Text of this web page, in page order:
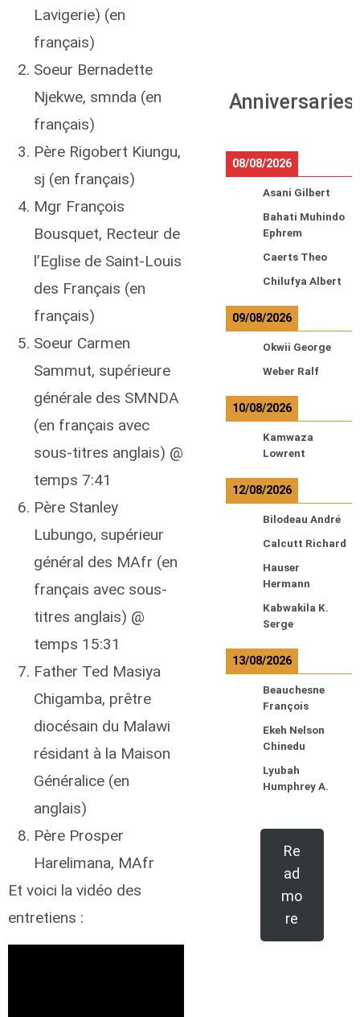
Lavigerie) (en
français)
Soeur Bernadette
Njekwe, smnda (en
français)
Père Rigobert Kiungu,
sj (en français)
Mgr François
Bousquet, Recteur de
l’Eglise de Saint-Louis
des Français (en
français)
Soeur Carmen
Sammut, supérieure
générale des SMNDA
(en français avec
sous-titres anglais) @
temps 7:41
Père Stanley
Lubungo, supérieur
général des MAfr (en
français avec sous-
titres anglais) @
temps 15:31
Father Ted Masiya
Chigamba, prêtre
diocésain du Malawi
résidant à la Maison
Généralice (en
anglais)
Père Prosper
Harelimana, MAfr
Et voici la vidéo des
entretiens :
Anniversaries
08/08/2026
Asani Gilbert
Bahati Muhindo
Ephrem
Caerts Theo
Chilufya Albert
09/08/2026
Okwii George
Weber Ralf
10/08/2026
Kamwaza
Lowrent
12/08/2026
Bilodeau André
Calcutt Richard
Hauser
Hermann
Kabwakila K.
Serge
13/08/2026
Beauchesne
François
Ekeh Nelson
Chinedu
Lyubah
Humphrey A.
Re
ad
mo
re